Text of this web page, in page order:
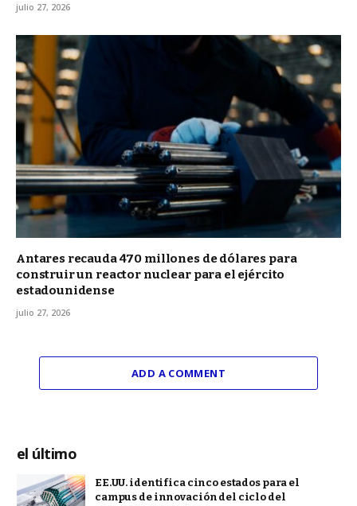
julio 27, 2026
Antares recauda 470 millones de dólares para
construir un reactor nuclear para el ejército
estadounidense
julio 27, 2026
ADD A COMMENT
el último
EE.UU. identifica cinco estados para el
campus de innovación del ciclo del